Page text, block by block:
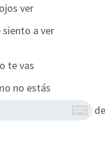
ver
a ver
te vas
no estás